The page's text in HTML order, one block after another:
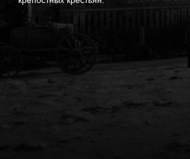
Генерала Смирнова \ 4
+7(925)188-84-09
ОПЛАТА Студия "Лепим+"
Радиоэлектроника
школа